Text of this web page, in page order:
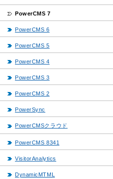
PowerCMS 7
PowerCMS 6
PowerCMS 5
PowerCMS 4
PowerCMS 3
PowerCMS 2
PowerSync
PowerCMSクラウド
PowerCMS 8341
VisitorAnalytics
DynamicMTML